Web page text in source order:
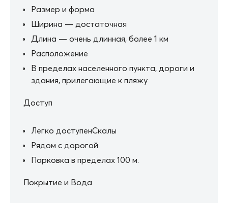
Размер и форма
Ширина — достаточная
Длина — очень длинная, более 1 км
Расположение
В пределах населенного пункта, дороги и
здания, прилегающие к пляжу
Доступ
Легко доступенСкалы
Рядом с дорогой
Парковка в пределах 100 м.
Покрытие и Вода